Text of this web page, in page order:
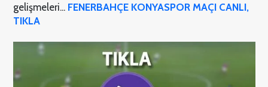
gelişmeleri... FENERBAHÇE KONYASPOR MAÇI CANLI,
TIKLA